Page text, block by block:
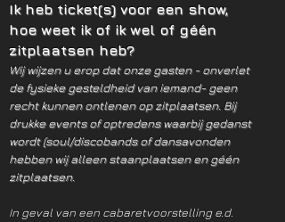
Ik heb ticket(s) voor een show,
hoe weet ik of ik wel of géén
zitplaatsen heb?
Wij wijzen u erop dat onze gasten - onverlet
de fysieke gesteldheid van iemand- geen
recht kunnen ontlenen op zitplaatsen. Bij
drukke events of optredens waarbij gedanst
wordt (soul/discobands of dansavonden
hebben wij alleen staanplaatsen en géén
zitplaatsen.
In geval van een cabaretvoorstelling e.d.